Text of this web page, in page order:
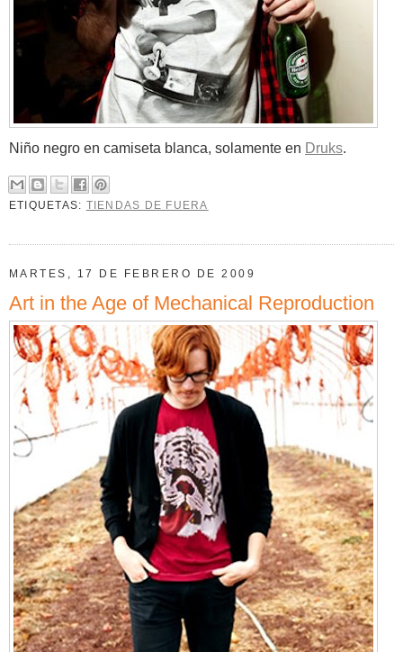
Niño negro en camiseta blanca, solamente en Druks.
ETIQUETAS: TIENDAS DE FUERA
MARTES, 17 DE FEBRERO DE 2009
Art in the Age of Mechanical Reproduction